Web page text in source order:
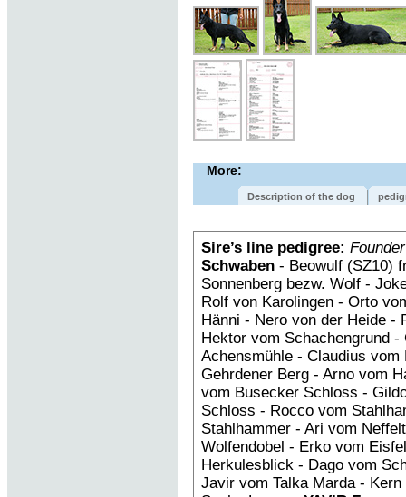
More:
Description of the dog
Sire’s line pedigree: Founder
Schwaben - Beowulf (SZ10)
Sonnenberg bezw. Wolf -
Rolf von Karolingen - Orto
Hänni - Nero von der Heide -
Hektor vom Schachengrund -
Achensmühle - Claudius vom
Gehrdener Berg - Arno vom
vom Busecker Schloss -
Schloss - Rocco vom
Stahlhammer - Ari vom
Wolfendobel - Erko vom
Herkulesblick - Dago vom
Javir vom Talka Marda -